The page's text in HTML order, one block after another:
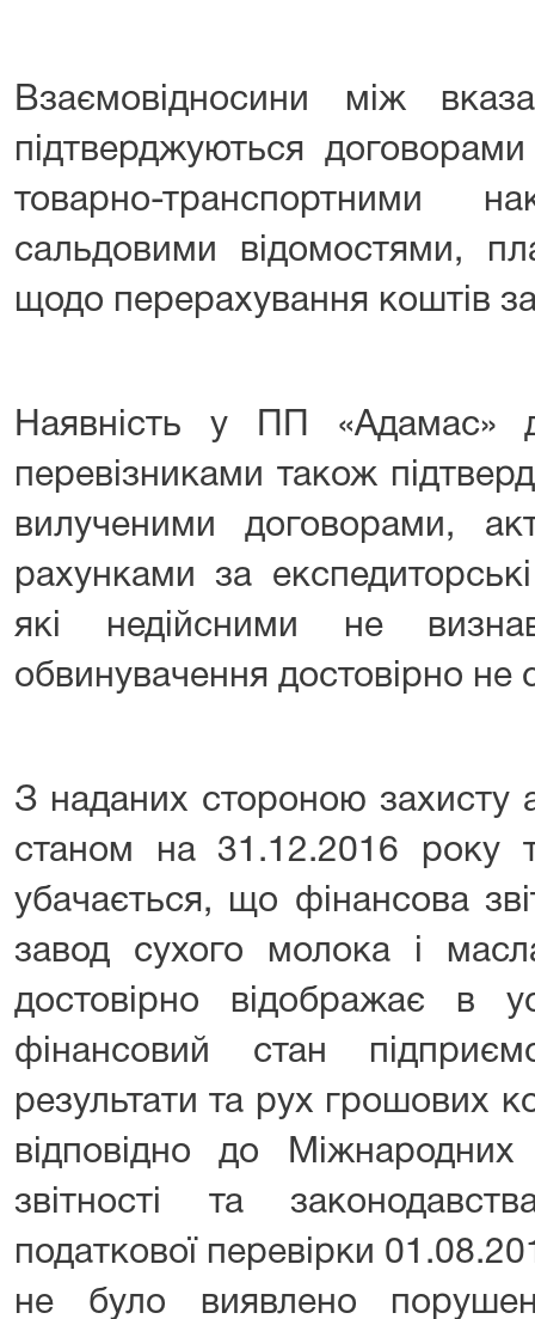
Взаємовідносини між
підтверджуються
товарно-транспортними
сальдовими відомостями,
щодо перерахування коштів
Наявність у ПП «Адамас»
перевізниками також
вилученими договорами,
рахунками за
які недійсними не
обвинувачення достовірно не
З наданих стороною захисту
станом на 31.12.2016 року
убачається, що фінансова
завод сухого молока і
достовірно відображає в
фінансовий стан
результати та рух грошових
відповідно до Міжнародних
звітності та
податкової перевірки
не було виявлено